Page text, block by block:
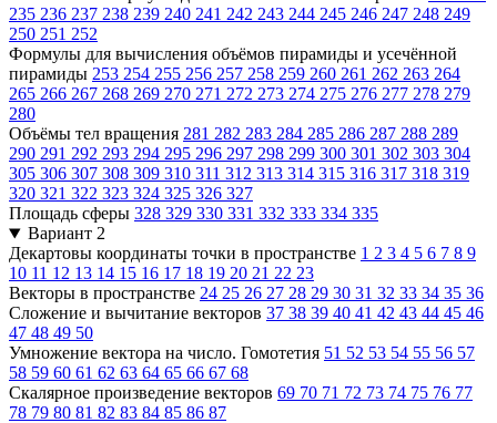
235 236 237 238 239 240 241 242 243 244 245 246 247 248 249
250 251 252
Формулы для вычисления объёмов пирамиды и усечённой
пирамиды 253 254 255 256 257 258 259 260 261 262 263 264
265 266 267 268 269 270 271 272 273 274 275 276 277 278 279
280
Объёмы тел вращения 281 282 283 284 285 286 287 288 289
290 291 292 293 294 295 296 297 298 299 300 301 302 303 304
305 306 307 308 309 310 311 312 313 314 315 316 317 318 319
320 321 322 323 324 325 326 327
Площадь сферы 328 329 330 331 332 333 334 335
Вариант 2
Декартовы координаты точки в пространстве 1 2 3 4 5 6 7 8 9
10 11 12 13 14 15 16 17 18 19 20 21 22 23
Векторы в пространстве 24 25 26 27 28 29 30 31 32 33 34 35 36
Сложение и вычитание векторов 37 38 39 40 41 42 43 44 45 46
47 48 49 50
Умножение вектора на число. Гомотетия 51 52 53 54 55 56 57
58 59 60 61 62 63 64 65 66 67 68
Скалярное произведение векторов 69 70 71 72 73 74 75 76 77
78 79 80 81 82 83 84 85 86 87